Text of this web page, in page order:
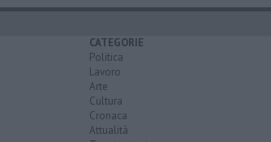
CATEGORIE
Politica
Lavoro
Arte
Cultura
Cronaca
Attualità